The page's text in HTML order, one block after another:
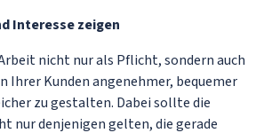
Interesse zeigen
nicht nur als Pflicht, sondern auch
Ihrer Kunden angenehmer, bequemer
zu gestalten. Dabei sollte die
nur denjenigen gelten, die gerade